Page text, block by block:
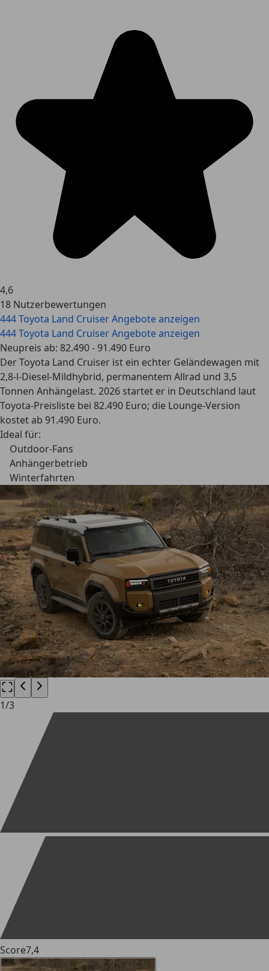
4,6
18 Nutzerbewertungen
444 Toyota Land Cruiser Angebote anzeigen
444 Toyota Land Cruiser Angebote anzeigen
Neupreis ab: 82.490 - 91.490 Euro
Der Toyota Land Cruiser ist ein echter Geländewagen mit
2,8-l-Diesel-Mildhybrid, permanentem Allrad und 3,5
Tonnen Anhängelast. 2026 startet er in Deutschland laut
Toyota-Preisliste bei 82.490 Euro; die Lounge-Version
kostet ab 91.490 Euro.
Ideal für:
Outdoor-Fans
Anhängerbetrieb
Winterfahrten
1/3
Score7,4